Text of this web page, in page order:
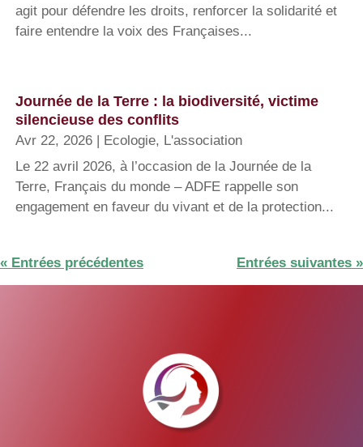
agit pour défendre les droits, renforcer la solidarité et
faire entendre la voix des Françaises...
Journée de la Terre : la biodiversité, victime
silencieuse des conflits
Avr 22, 2026 Ecologie, L'association
Le 22 avril 2026, à l’occasion de la Journée de la
Terre, Français du monde – ADFE rappelle son
engagement en faveur du vivant et de la protection...
« Entrées précédentes Entrées suivantes »